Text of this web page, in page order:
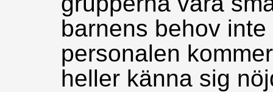
barnens behov
personalen
heller känna sig